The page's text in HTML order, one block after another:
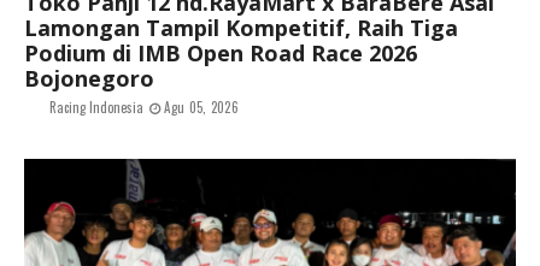
Lamongan Tampil Kompetitif, Raih Tiga
Podium di IMB Open Road Race 2026
Bojonegoro
Racing Indonesia Agu 05, 2026